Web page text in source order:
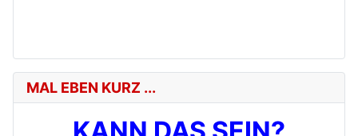
MAL EBEN KURZ ...